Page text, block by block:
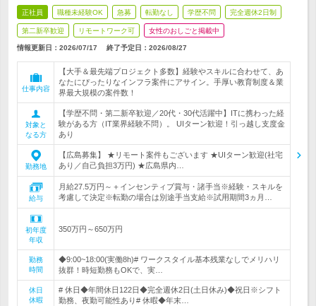
正社員 職種未経験OK 急募 転勤なし 学歴不問 完全週休2日制
第二新卒歓迎 リモートワーク可 女性のおしごと掲載中
情報更新日：2026/07/17 終了予定日： 2026/08/27
仕事内容
【大手＆最先端プロジェクト多数】経験やスキルに合わせて、あ
なたにぴったりなインフラ案件にアサイン。手厚い教育制度＆業
界最大規模の案件数！
対象と
なる方
【学歴不問・第二新卒歓迎／20代・30代活躍中】ITに携わった経
験がある方（IT業界経験不問）。 UIターン歓迎！引っ越し支度金
あり
勤務地
【広島募集】 ★リモート案件もございます ★UIターン歓迎(社宅
あり／自己負担3万円) ★広島県内…
給与
月給27.5万円～＋インセンティブ賞与・諸手当※経験・スキルを
考慮して決定※転勤の場合は別途手当支給※試用期間3ヵ月…
初年度
年収
350万円～650万円
勤務
時間
◆9:00~18:00(実働8h)# ワークスタイル基本残業なしでメリハリ
抜群！時短勤務もOKで、実…
休日
休暇
# 休日◆年間休日122日◆完全週休2日(土日休み)◆祝日※シフト
勤務、夜勤可能性あり# 休暇◆年末…